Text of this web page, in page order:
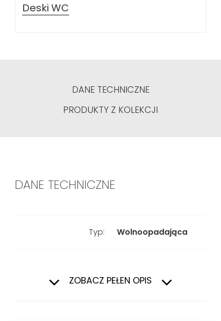
Deski WC
DANE TECHNICZNE
PRODUKTY Z KOLEKCJI
DANE TECHNICZNE
Typ: Wolnoopadająca
ZOBACZ PEŁEN OPIS